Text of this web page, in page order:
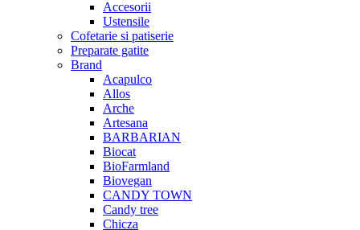
Accesorii
Ustensile
Cofetarie si patiserie
Preparate gatite
Brand
Acapulco
Allos
Arche
Artesana
BARBARIAN
Biocat
BioFarmland
Biovegan
CANDY TOWN
Candy tree
Chicza